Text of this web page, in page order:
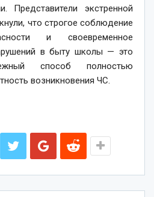
Представители экстренной
что строгое соблюдение
и своевременное
в быту школы — это
способ полностью
возникновения ЧС.